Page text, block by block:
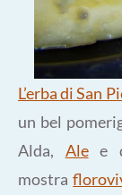
L’erba di San
un bel
Alda, Alee
mostra